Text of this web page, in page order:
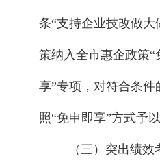
条“支持企业技改做大
策纳入全市惠企政策“
享”专项，对符合条件
照“免申即享”方式予以
（三）突出绩效